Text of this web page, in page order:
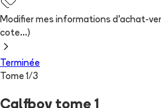
Modifier mes informations d'achat-
cote...)
Terminée
Tome 1/3